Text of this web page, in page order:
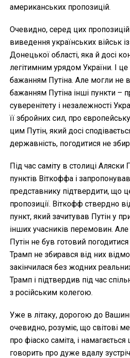
американських пропозицій.
Очевидно, серед цих
виведення українських військ із
Донецької області, яка й досі
легітимним урядом України. І це
бажанням Путіна. Але могли не
бажанням Путіна інші пункти –
суверенітету і незалежності
її збройних сил, про
цим Путін, який досі
державність, погодитися не
Під час саміту в столиці Аляски
пунктів Віткоффа і
представнику підтвердити, що
пропозиції. Віткофф ствердно
пункт, який зачитував Путін у
інших учасників перемовин.
Путін не був готовий
Трамп не збирався від них
закінчилася без жодних
Трамп і підтвердив під час
з російським колегою.
Уже в літаку, дорогою до
очевидно, розуміє, що світові
про фіаско саміта, і намагається
говорить про дуже вдалу